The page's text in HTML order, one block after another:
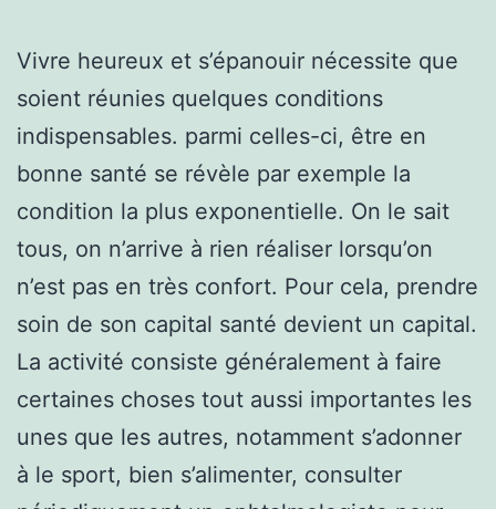
Vivre heureux et s’épanouir nécessite que
soient réunies quelques conditions
indispensables. parmi celles-ci, être en
bonne santé se révèle par exemple la
condition la plus exponentielle. On le sait
tous, on n’arrive à rien réaliser lorsqu’on
n’est pas en très confort. Pour cela, prendre
soin de son capital santé devient un capital.
La activité consiste généralement à faire
certaines choses tout aussi importantes les
unes que les autres, notamment s’adonner
à le sport, bien s’alimenter, consulter